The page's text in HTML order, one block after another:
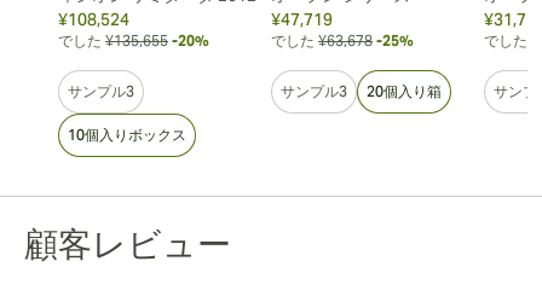
¥108,524
でした ¥135,655 -20%
サンプル3
10個入りボックス
¥47,719
でした ¥63,678 -25%
サンプル3 20個入り箱
でした
サンプ
顧客レビュー